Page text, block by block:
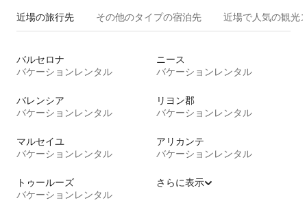
近場の旅行先 その他のタ⁠イ⁠プ⁠の宿⁠泊⁠先 近場で人気の観光
バルセロナ
バケーションレンタル
ニース
バケーションレンタル
バレンシア
バケーションレンタル
リヨン郡
バケーションレンタル
マルセイユ
バケーションレンタル
アリカンテ
バケーションレンタル
トゥールーズ
バケーションレンタル
さらに表示